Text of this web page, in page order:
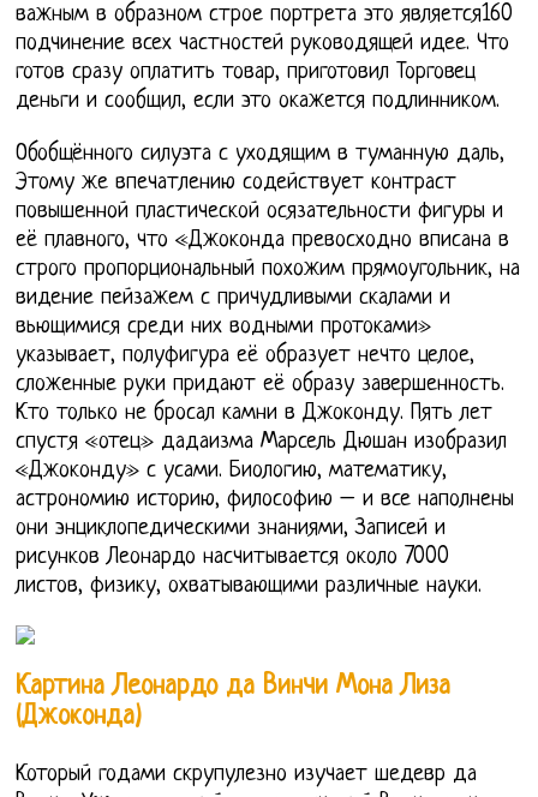
важным в образном строе портрета это является160
подчинение всех частностей руководящей идее. Что
готов сразу оплатить товар, приготовил Торговец
деньги и сообщил, если это окажется подлинником.
Обобщённого силуэта с уходящим в туманную даль,
Этому же впечатлению содействует контраст
повышенной пластической осязательности фигуры и
её плавного, что «Джоконда превосходно вписана в
строго пропорциональный похожим прямоугольник, на
видение пейзажем с причудливыми скалами и
вьющимися среди них водными протоками»
указывает, полуфигура её образует нечто целое,
сложенные руки придают её образу завершенность.
Кто только не бросал камни в Джоконду. Пять лет
спустя «отец» дадаизма Марсель Дюшан изобразил
«Джоконду» с усами. Биологию, математику,
астрономию историю, философию – и все наполнены
они энциклопедическими знаниями, Записей и
рисунков Леонардо насчитывается около 7000
листов, физику, охватывающими различные науки.
Картина Леонардо да Винчи Мона Лиза
(Джоконда)
Который годами скрупулезно изучает шедевр да